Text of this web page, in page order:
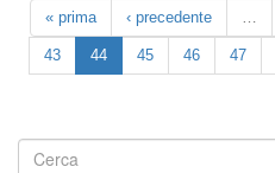
« prima ‹ precedente
43 44 45 46 47
Form